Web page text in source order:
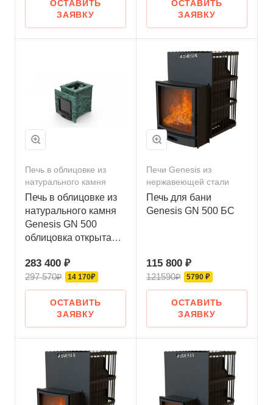
ОСТАВИТЬ
ЗАЯВКУ
ОСТАВИТЬ
ЗАЯВКУ
Печь в облицовке из
натурального камня
Печь в облицовке из
натурального камня
Genesis GN 500
облицовка открытая
283 400 ₽
297 570₽ 14 170₽
ОСТАВИТЬ
ЗАЯВКУ
Печи Genesis из
нержавеющей стали
Печь для бани
Genesis GN 500 БС
115 800 ₽
121590₽ 5790 ₽
ОСТАВИТЬ
ЗАЯВКУ